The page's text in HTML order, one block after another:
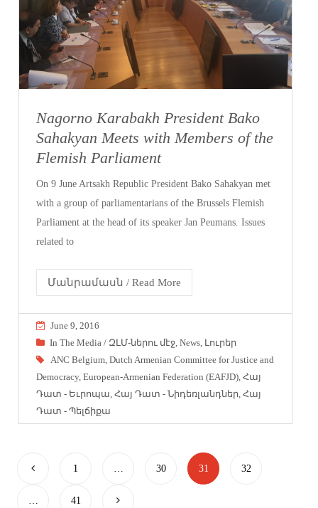
Nagorno Karabakh President Bako
Sahakyan Meets with Members of the
Flemish Parliament
On 9 June Artsakh Republic President Bako Sahakyan met
with a group of parliamentarians of the Brussels Flemish
Parliament at the head of its speaker Jan Peumans. Issues
related to
Մանրամասն / Read More
June 9, 2016
In The Media / ԶԼՄ-ներու մէջ ,News Լուրեր
ANC Belgium ,Dutch Armenian Committee for Justice and
Democracy,European-Armenian Federation (EAFJD) ,Հայ
Դատ - Եւրոպա ,Հայ Դատ - Նիդեռլանդներ ,Հայ
Դատ - Պելճիքա
1 … 30 31 32
… 41